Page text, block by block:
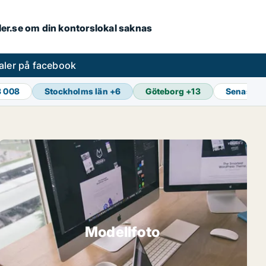
om din kontorslokal saknas
på facebook
008 Stockholms län +6 Göteborg +13 Senaste
Modellfoto